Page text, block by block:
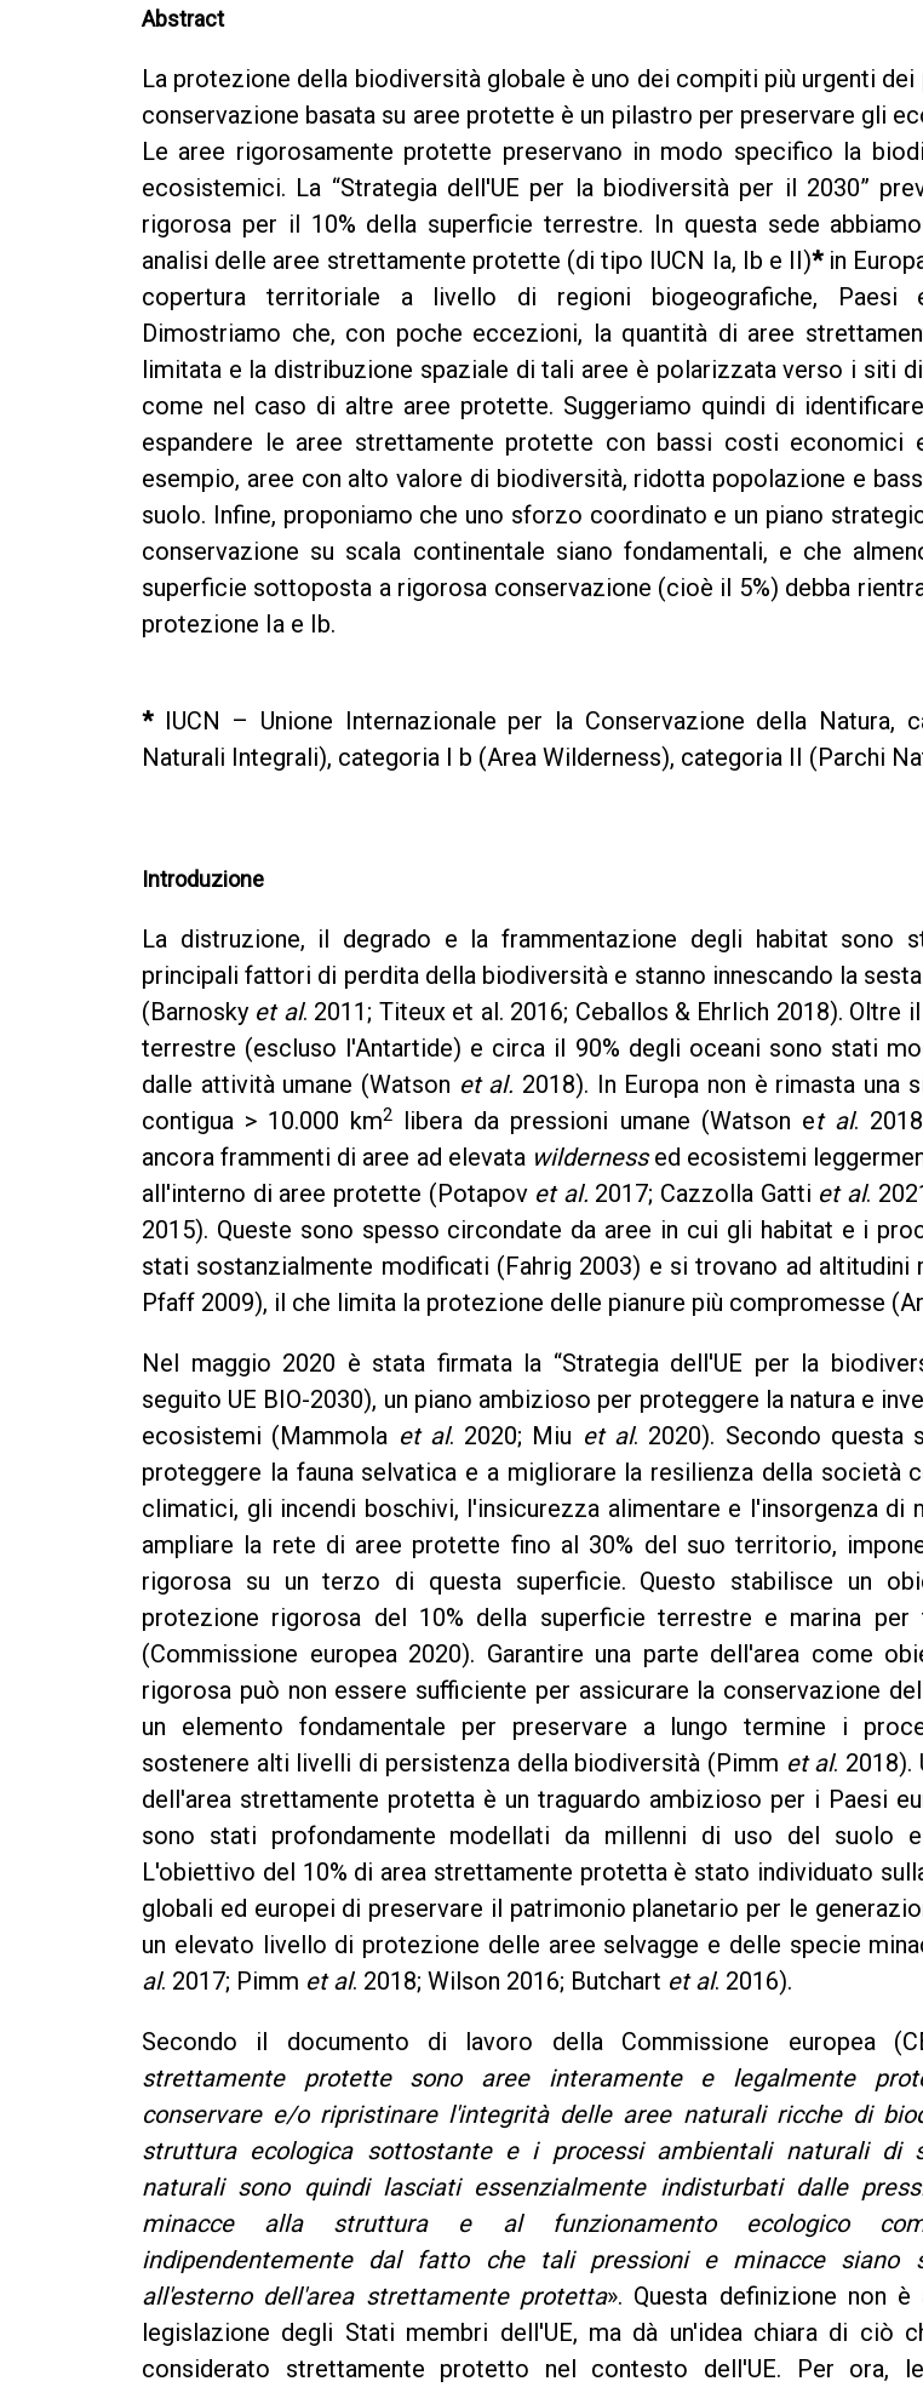
Abstract
La protezione della biodiversità globale è uno dei compiti più urgenti dei
conservazione basata su aree protette è un pilastro per preservare gli
Le aree rigorosamente protette preservano in modo specifico la
ecosistemici. La “Strategia dell'UE per la biodiversità per il 2030”
rigorosa per il 10% della superficie terrestre. In questa sede
analisi delle aree strettamente protette (di tipo IUCN Ia, Ib e II)*in
copertura territoriale a livello di regioni biogeografiche, Paesi
Dimostriamo che, con poche eccezioni, la quantità di aree
limitata e la distribuzione spaziale di tali aree è polarizzata verso i siti
come nel caso di altre aree protette. Suggeriamo quindi di
espandere le aree strettamente protette con bassi costi economici
esempio, aree con alto valore di biodiversità, ridotta popolazione e
suolo. Infine, proponiamo che uno sforzo coordinato e un piano
conservazione su scala continentale siano fondamentali, e che
superficie sottoposta a rigorosa conservazione (cioè il 5%) debba
protezione Ia e Ib.
*IUCN – Unione Internazionale per la Conservazione della Natura,
Naturali Integrali), categoria I b (Area Wilderness), categoria II (Parchi
Introduzione
La distruzione, il degrado e la frammentazione degli habitat sono
principali fattori di perdita della biodiversità e stanno innescando la
(Barnosky et al. 2011; Titeux et al. 2016; Ceballos & Ehrlich 2018). Oltre
terrestre (escluso l'Antartide) e circa il 90% degli oceani sono stati
dalle attività umane (Watson et al. 2018). In Europa non è rimasta una
contigua > 10.000 km2 libera da pressioni umane (Watson et al.
ancora frammenti di aree ad elevata wildernessed ecosistemi
all'interno di aree protette (Potapov et al. 2017; Cazzolla Gatti et al.
2015). Queste sono spesso circondate da aree in cui gli habitat e i
stati sostanzialmente modificati (Fahrig 2003) e si trovano ad altitudini
Pfaff 2009), il che limita la protezione delle pianure più compromesse
Nel maggio 2020 è stata firmata la “Strategia dell'UE per la
seguito UE BIO-2030), un piano ambizioso per proteggere la natura e
ecosistemi (Mammola et al. 2020; Miu et al. 2020). Secondo questa
proteggere la fauna selvatica e a migliorare la resilienza della società
climatici, gli incendi boschivi, l'insicurezza alimentare e l'insorgenza di
ampliare la rete di aree protette fino al 30% del suo territorio,
rigorosa su un terzo di questa superficie. Questo stabilisce un
protezione rigorosa del 10% della superficie terrestre e marina
(Commissione europea 2020). Garantire una parte dell'area come
rigorosa può non essere sufficiente per assicurare la conservazione
un elemento fondamentale per preservare a lungo termine i
sostenere alti livelli di persistenza della biodiversità (Pimm et al. 2018).
dell'area strettamente protetta è un traguardo ambizioso per i Paesi
sono stati profondamente modellati da millenni di uso del suolo
L'obiettivo del 10% di area strettamente protetta è stato individuato
globali ed europei di preservare il patrimonio planetario per le
un elevato livello di protezione delle aree selvagge e delle specie
al. 2017; Pimm et al. 2018; Wilson 2016; Butchart et al. 2016).
Secondo il documento di lavoro della Commissione europea
strettamente protette sono aree interamente e legalmente
conservare e/o ripristinare l'integrità delle aree naturali ricche di
struttura ecologica sottostante e i processi ambientali naturali di
naturali sono quindi lasciati essenzialmente indisturbati dalle
minacce alla struttura e al funzionamento ecologico
indipendentemente dal fatto che tali pressioni e minacce siano
all'esterno dell'area strettamente protetta». Questa definizione non è
legislazione degli Stati membri dell'UE, ma dà un'idea chiara di ciò
considerato strettamente protetto nel contesto dell'UE. Per ora,